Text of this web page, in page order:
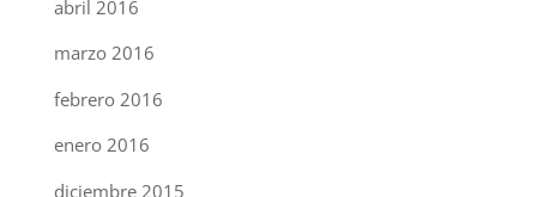
abril 2016
marzo 2016
febrero 2016
enero 2016
diciembre 2015